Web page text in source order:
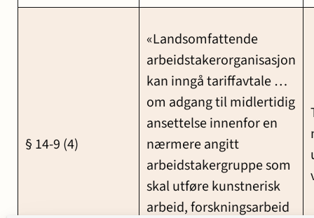
§ 14-9 (4)
«Landsomfattende
arbeidstakerorganisasjon
kan inngå tariffavtale …
om adgang til midlertidig
ansettelse innenfor en
nærmere angitt
arbeidstakergruppe som
skal utføre kunstnerisk
arbeid, forskningsarbeid